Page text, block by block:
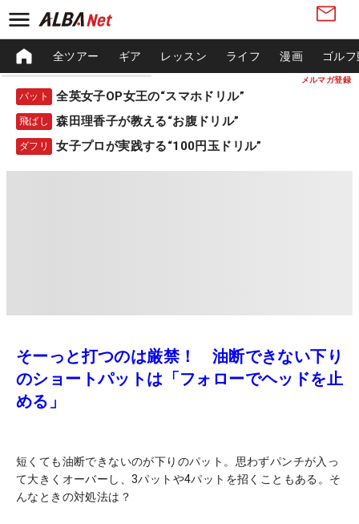
メルマガ登録
全ツアー ギア レッスン ライフ 漫画 ゴル
パット 全英女子OP女王の“スマホドリル”
飛ばし 森田理香子が教える“お腹ドリル”
ダフリ 女子プロが実践する“100円玉ドリル”
そーっと打つのは厳禁！ 油断できない下り
のショートパットは「フォローでヘッドを止
める」
短くても油断できないのが下りのパット。思わずパンチが入っ
て大きくオーバーし、3パットや4パットを招くこともある。そ
んなときの対処法は？